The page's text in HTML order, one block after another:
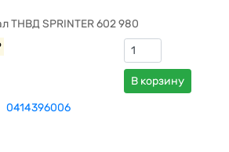
ТНВД SPRINTER 602 980
В корзину
0414396006